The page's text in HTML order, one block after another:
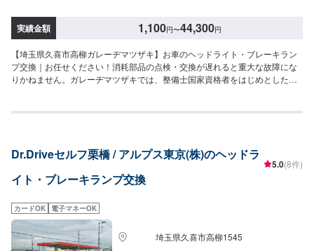
実績金額 1,100円〜44,300円
【埼玉県久喜市高柳ガレーヂマツザキ】お車のヘッドライト・ブレーキラン
プ交換｜お任せください！消耗部品の点検・交換が遅れると重大な故障にな
りかねません。ガレーヂマツザキでは、整備士国家資格者をはじめとした専
作業を行う為、労働安全衛生法に定められている教育を受けた整備士が整備
見積り【3】お持ち込み・引き取り【4】正式なお見積り【5】作業開始【6】
納車時のお支払い<代車について>ガレーヂマツザキでは、鈑金・塗装・修理
等で愛車をお預かりしている間、代車をお貸し致します。台数も豊富な20台
はお気軽にご相談ください。※代車の燃料代はお客様にご負担いただいており
ます。<定休日・営業時間>定休日：なし営業時間：9:00~18:00クレジット・
QR決済などをご希望の方は事前にお申し付けください。
Dr.Driveセルフ栗橋 / アルプス東京(株)のヘッドラ
イト・ブレーキランプ交換
5.0(8件)
カードOK 電子マネーOK
埼玉県久喜市高柳1545